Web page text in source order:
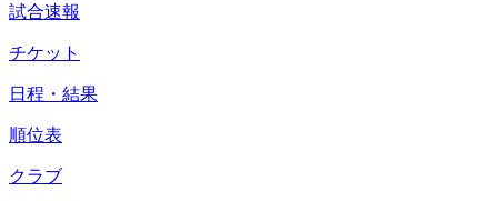
試合速報
チケット
日程・結果
順位表
クラブ